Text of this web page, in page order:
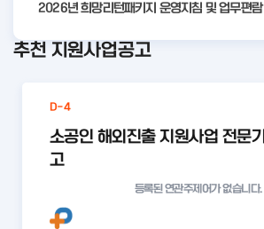
2026년 희망리턴패키지 운영지침 및 업무편람
추천 지원사업공고
D-4
소공인 해외진출 지원사업 전문
고
등록된 연관주제어가 없습니다.